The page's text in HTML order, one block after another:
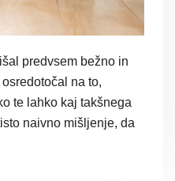
predvsem bežno in
na to,
te lahko kaj takšnega
naivno mišljenje, da